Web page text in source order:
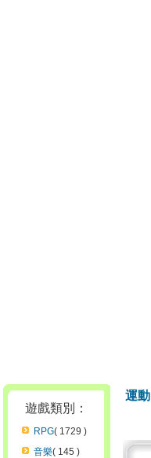
遊戲類別：
RPG( 1729 )
音樂( 145 )
運動